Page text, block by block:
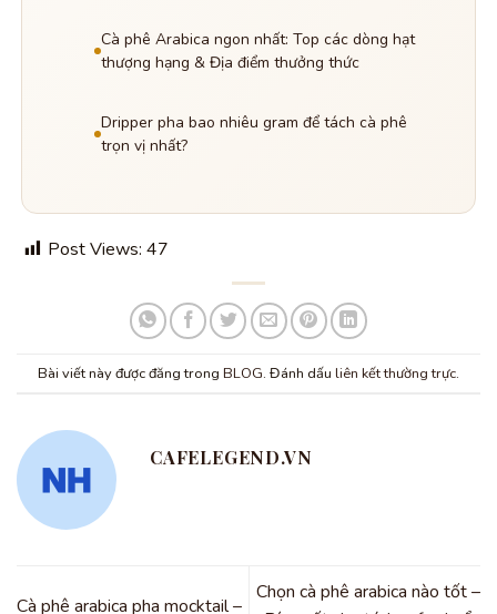
Cà phê Arabica ngon nhất: Top các dòng hạt
thượng hạng & Địa điểm thưởng thức
Dripper pha bao nhiêu gram để tách cà phê
trọn vị nhất?
Post Views: 47
Bài viết này được đăng trong BLOG. Đánh dấu liên kết thường trực.
CAFELEGEND.VN
Cà phê arabica pha mocktail –
Chọn cà phê arabica nào tốt –